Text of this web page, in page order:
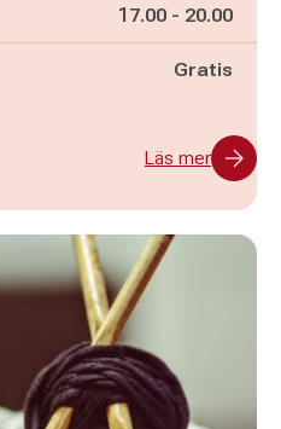
Pågår mellan
17.00 - och
20.00
Gratis
Läs mer